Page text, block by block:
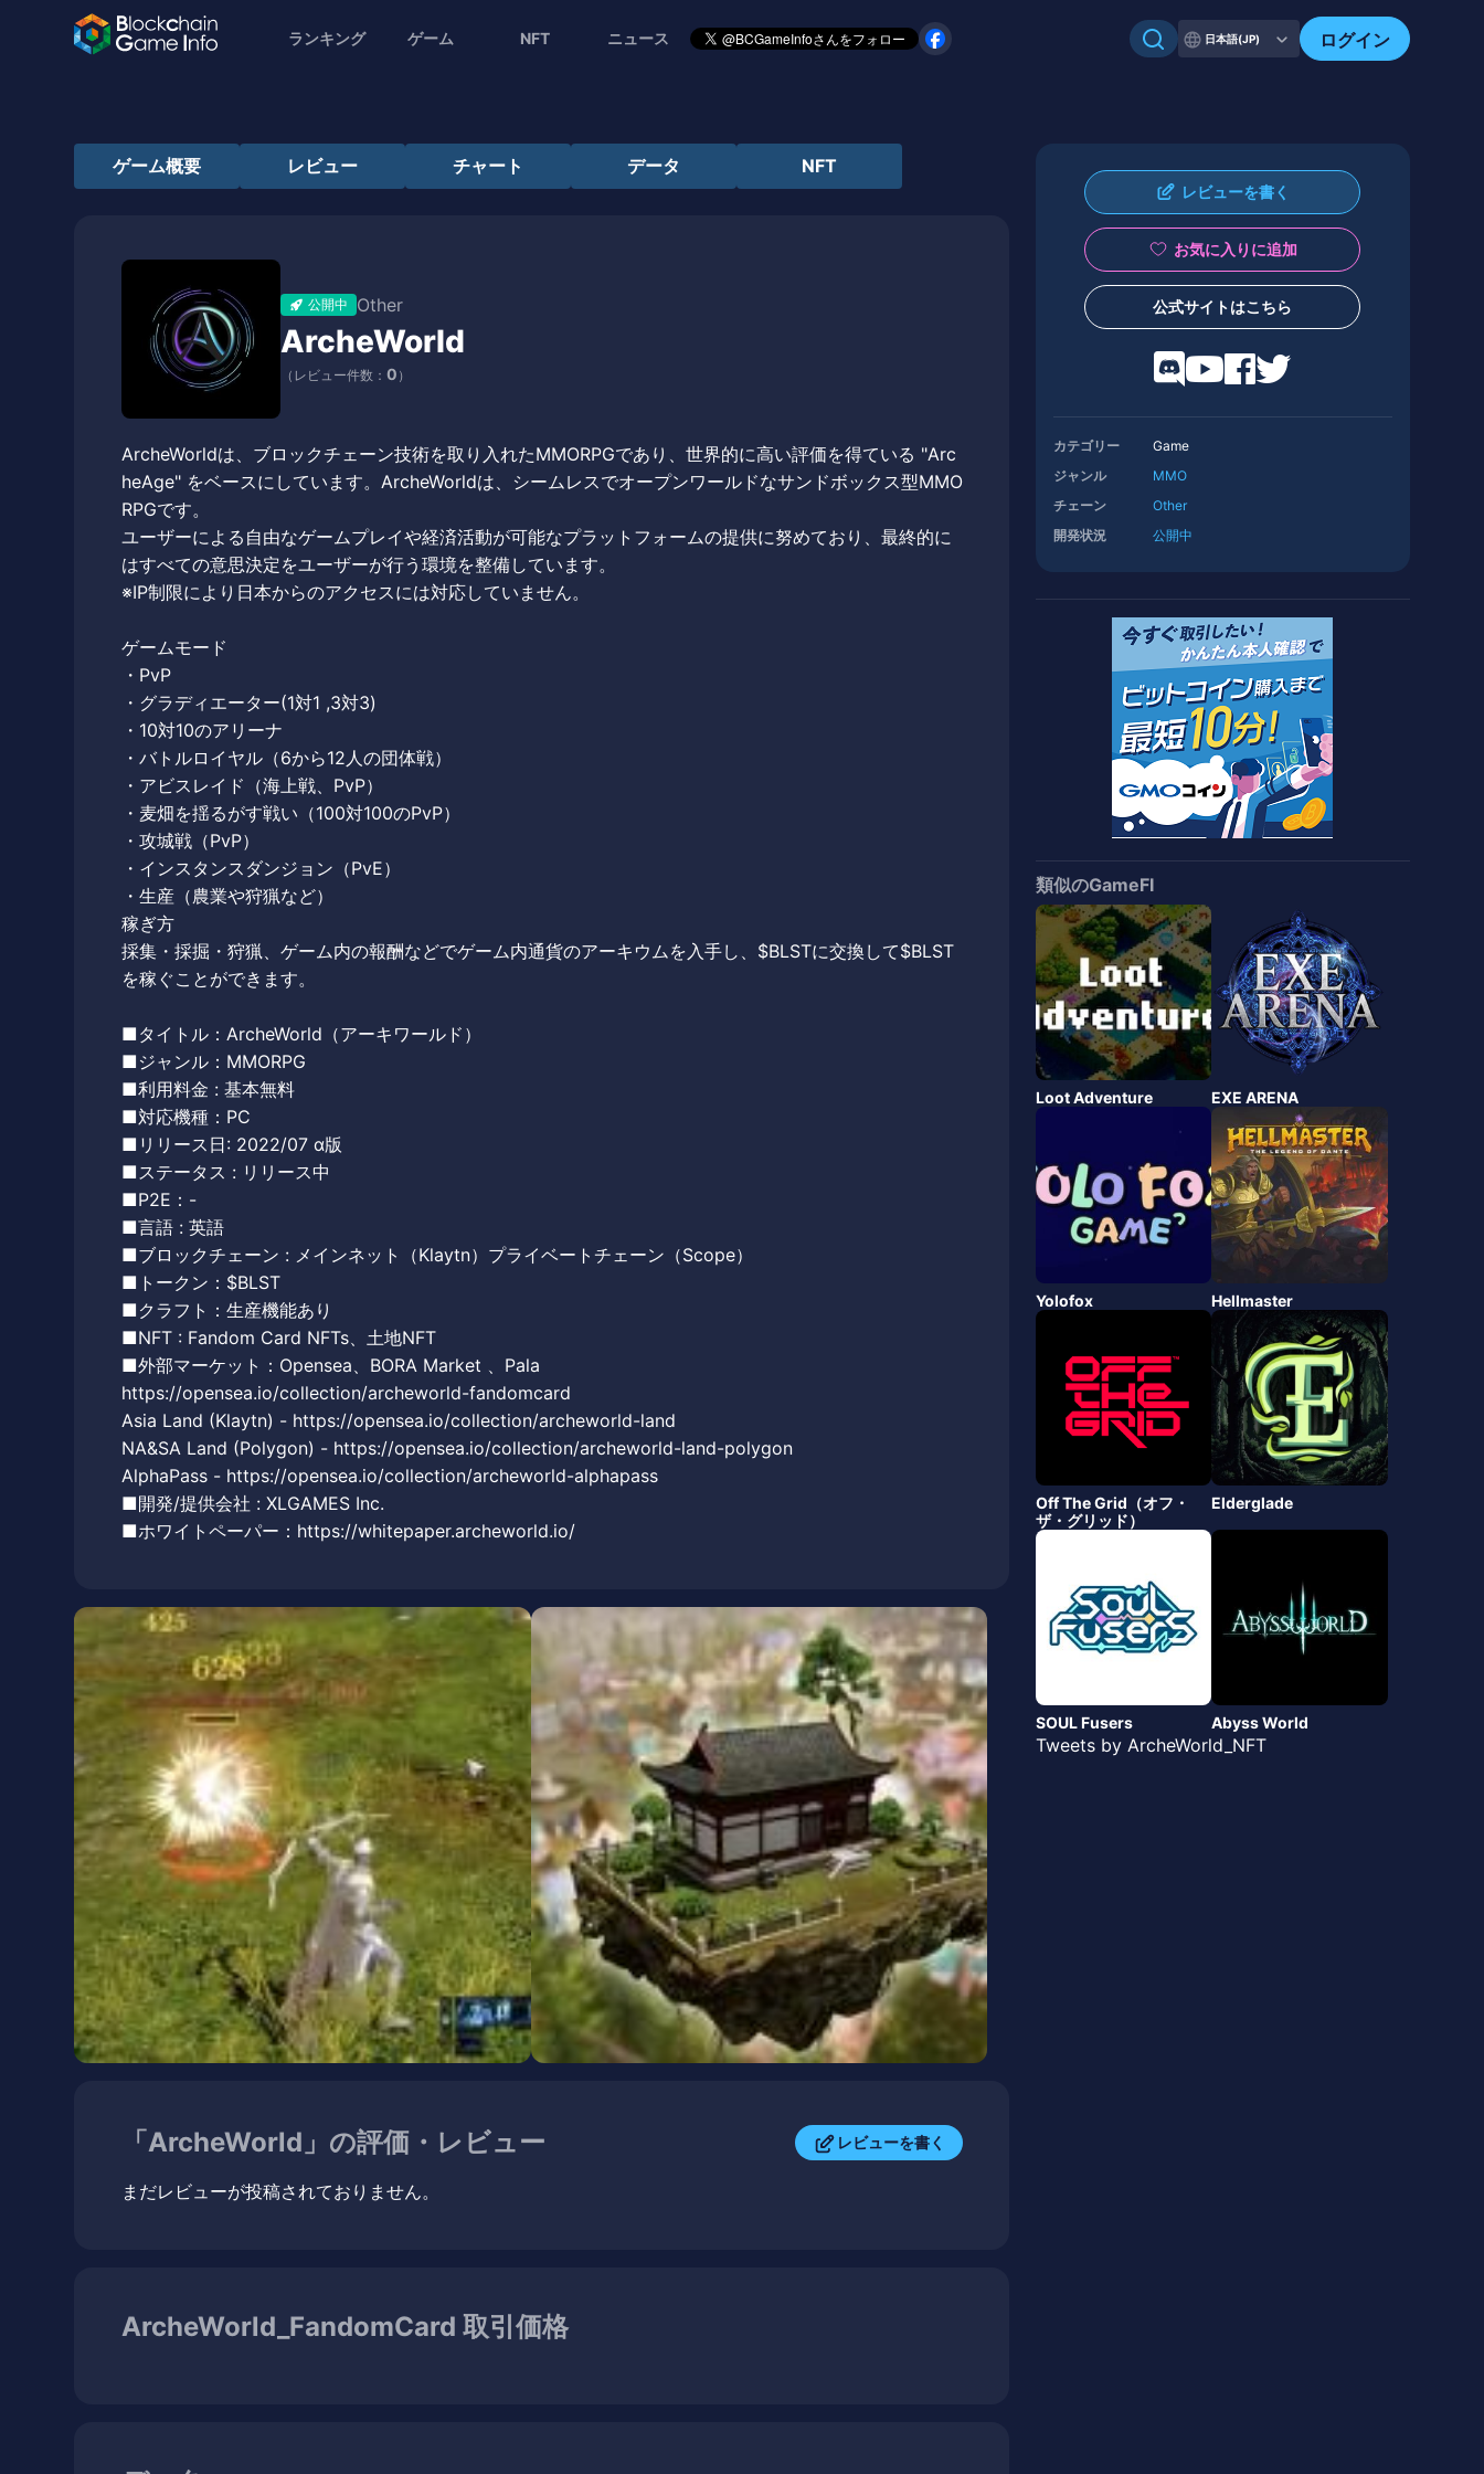
ランキング ゲーム NFT ニュース 日本語(JP) ログイン
ゲーム概要 レビュー チャート データ NFT
公開中 Other
ArcheWorld
（レビュー件数： 0 ）
ArcheWorldは、ブロックチェーン技術を取り入れたMMORPGであり、世界的に高い評価を得ている "Arc
heAge" をベースにしています。ArcheWorldは、シームレスでオープンワールドなサンドボックス型MMO
RPGです。
ユーザーによる自由なゲームプレイや経済活動が可能なプラットフォームの提供に努めており、最終的に
はすべての意思決定をユーザーが行う環境を整備しています。
※IP制限により日本からのアクセスには対応していません。
ゲームモード
・PvP
・グラディエーター(1対1 ,3対3)
・10対10のアリーナ
・バトルロイヤル（6から12人の団体戦）
・アビスレイド（海上戦、PvP）
・麦畑を揺るがす戦い（100対100のPvP）
・攻城戦（PvP）
・インスタンスダンジョン（PvE）
・生産（農業や狩猟など）
稼ぎ方
採集・採掘・狩猟、ゲーム内の報酬などでゲーム内通貨のアーキウムを入手し、$BLSTに交換して$BLST
を稼ぐことができます。
■タイトル：ArcheWorld（アーキワールド）
■ジャンル：MMORPG
■利用料金 : 基本無料
■対応機種：PC
■リリース日: 2022/07 α版
■ステータス : リリース中
■P2E：-
■言語 : 英語
■ブロックチェーン : メインネット（Klaytn）プライベートチェーン（Scope）
■トークン：$BLST
■クラフト：生産機能あり
■NFT : Fandom Card NFTs、土地NFT
■外部マーケット：Opensea、BORA Market 、Pala
https://opensea.io/collection/archeworld-fandomcard
Asia Land (Klaytn) - https://opensea.io/collection/archeworld-land
NA&SA Land (Polygon) - https://opensea.io/collection/archeworld-land-polygon
AlphaPass - https://opensea.io/collection/archeworld-alphapass
■開発/提供会社 : XLGAMES Inc.
■ホワイトペーパー：https://whitepaper.archeworld.io/
「ArcheWorld」の評価・レビュー レビューを書く
まだレビューが投稿されておりません。
ArcheWorld_FandomCard 取引価格
レビューを書く
お気に入りに追加
公式サイトはこちら
カテゴリー
Game
ジャンル
MMO
チェーン
Other
開発状況
公開中
類似のGameFI
Loot Adventure EXE ARENA
Yolofox Hellmaster
Off The Grid（オフ・
ザ・グリッド）
Elderglade
SOUL Fusers Abyss World
Tweets by ArcheWorld_NFT